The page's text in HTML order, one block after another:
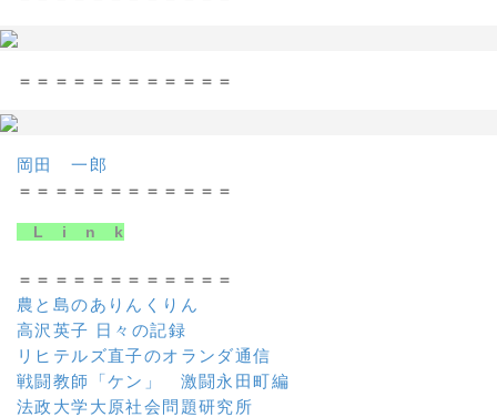
＝＝＝＝＝＝＝＝＝＝＝＝
岡田 一郎
＝＝＝＝＝＝＝＝＝＝＝＝
L i n k
＝＝＝＝＝＝＝＝＝＝＝＝
農と島のありんくりん
高沢英子 日々の記録
リヒテルズ直子のオランダ通信
戦闘教師「ケン」 激闘永田町編
法政大学大原社会問題研究所